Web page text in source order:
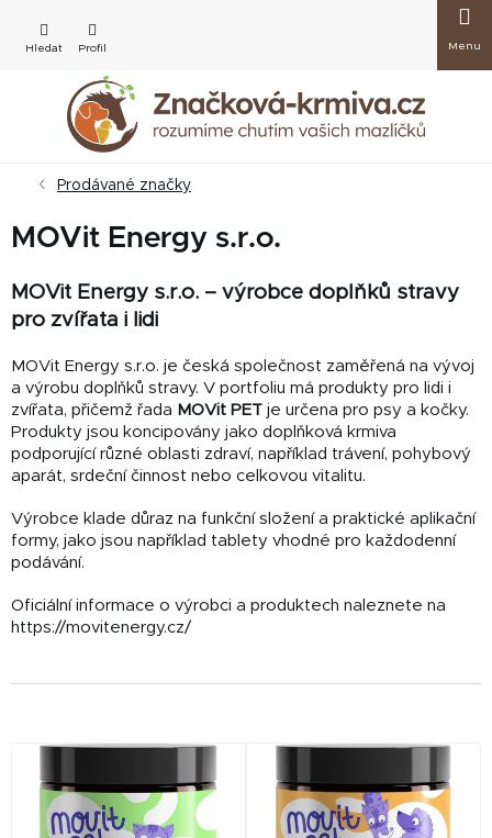
obsah
košík
Prodávané značky
MOVit Energy s.r.o.
MOVit Energy s.r.o. – výrobce doplňků stravy
pro zvířata i lidi
MOVit Energy s.r.o. je česká společnost zaměřená na vývoj
a výrobu doplňků stravy. V portfoliu má produkty pro lidi i
zvířata, přičemž řada MOVit PET je určena pro psy a kočky.
Produkty jsou koncipovány jako doplňková krmiva
podporující různé oblasti zdraví, například trávení, pohybový
aparát, srdeční činnost nebo celkovou vitalitu.
Výrobce klade důraz na funkční složení a praktické aplikační
formy, jako jsou například tablety vhodné pro každodenní
podávání.
Oficiální informace o výrobci a produktech naleznete na
https://movitenergy.cz/